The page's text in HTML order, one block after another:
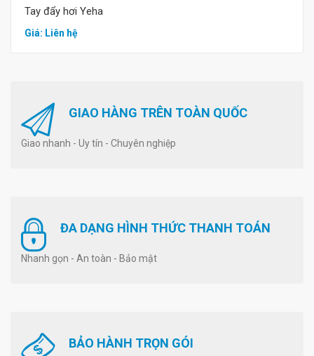
Tay đẩy hơi Yeha
Giá: Liên hệ
GIAO HÀNG TRÊN TOÀN QUỐC
Giao nhanh - Uy tín - Chuyên nghiệp
ĐA DẠNG HÌNH THỨC THANH TOÁN
Nhanh gọn - An toàn - Bảo mật
BẢO HÀNH TRỌN GÓI